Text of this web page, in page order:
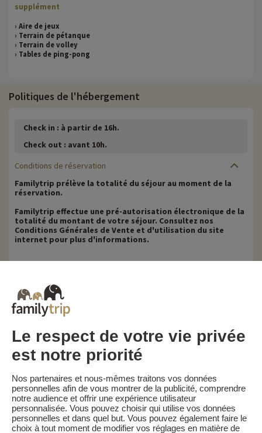
supplément
› Aire de jeux
› Terrain de pétanque
› Terrain de volley
› Tables de ping-pong
Politiques de l'hébergement
Check in : à partir de 16h.
Check out : avant 10h.
Conditions de réservation
Familytrip prélève la totalité du séjour au moment de la
réservation.
Familytrip effectue une pré-autorisation électronique de la
totalité du montant de votre séjour. Consultez nos
Conditions Générales de Vente et d'utilisation du site
internet pour plus d'informations.
Pour les séjours réservés au tarif "Early Booking", les
pénalités sont le suivantes :
• Séjour non annulable et non remboursable
Pour les séjours réservés au tarif "Meilleur Tarif", les
pénalités sont le suivantes :
• Annulation 30 jours ou plus avant la date de début du
séjour : 30% du prix du séjour
• Annulation moins de 30 jours avant la date de début du
séjour : 100 % du prix du séjour
Familytrip vous conseille de souscrire l'assurance
annulation de son partenaire AREAS Assurances. Souscrivez
au moment de la réservation ou dans les 24h suivant votre
réservation par téléphone.
Le respect de votre vie privée
est notre priorité
Nos partenaires et nous-mêmes traitons vos données
personnelles afin de vous montrer de la publicité, comprendre
notre audience et offrir une expérience utilisateur
personnalisée. Vous pouvez choisir qui utilise vos données
personnelles et dans quel but. Vous pouvez également faire le
choix à tout moment de modifier vos réglages en matière de